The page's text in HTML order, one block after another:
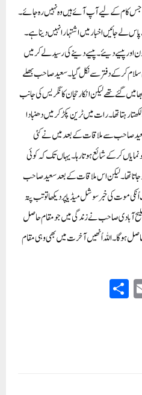
جس کام کے لیے آپ آئے ہیں وہ نہیں رہ جائے۔
لے جائیں اخبار میں اشتہار انہیں دینا ہے۔
اور پیسے دیئے ۔پیسے دینے کی رسید لے کر میں
کر کے دفتر سے نکل گیا۔سعید صاحب بھلے
میں گئے تھے لیکن انکا رحجان کانگریس کی جانب
رہتا تھا ۔رات میں ٹرین پکڑ کر میں دھنباد ا
صاحب سے ملاقات کے بعد میں نے کئی
نمایاں کر کے شائع ہوتا رہا۔یہاں تک کہ کوئی
جاتا تھا ۔لیکن اس ملاقات کے بعد سعید صاحب
موت کی خبر سوشل میڈیا پر دیکھا تو تب پتہ
آبادی صاحب نے زندگی میں جو مقام حاصل
ہوگا ۔اللہ اُنھیں آخرت میں بھی وہی مقام
E
m